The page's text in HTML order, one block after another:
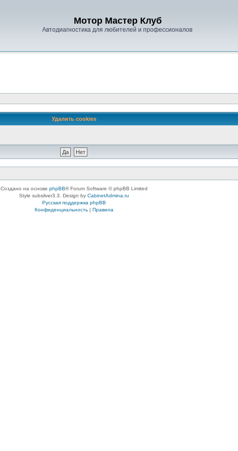
Мотор Мастер Клуб
Автодиагностика для любителей и профессионалов
Удалить cookies
Создано на основе phpBB® Forum Software © phpBB Limited
Style subsilver3.3. Design by CabinetAdmina.ru
Русская поддержка phpBB
Конфиденциальность| Правила